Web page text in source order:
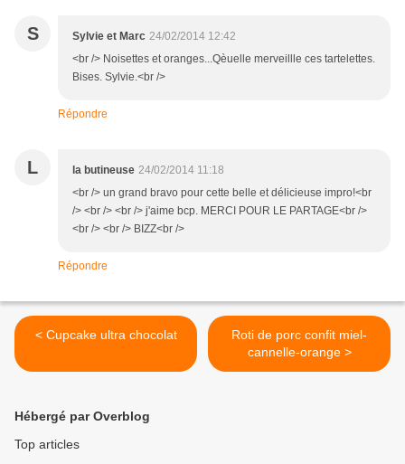
S Sylvie et Marc 24/02/2014 12:42
<br /> Noisettes et oranges...Qèuelle merveillle ces tartelettes.
Bises. Sylvie.<br />
Répondre
L la butineuse 24/02/2014 11:18
<br /> un grand bravo pour cette belle et délicieuse impro!<br
/> <br /> <br /> j'aime bcp. MERCI POUR LE PARTAGE<br />
<br /> <br /> BIZZ<br />
Répondre
< Cupcake ultra chocolat
Roti de porc confit miel-
cannelle-orange >
Hébergé par Overblog
Top articles